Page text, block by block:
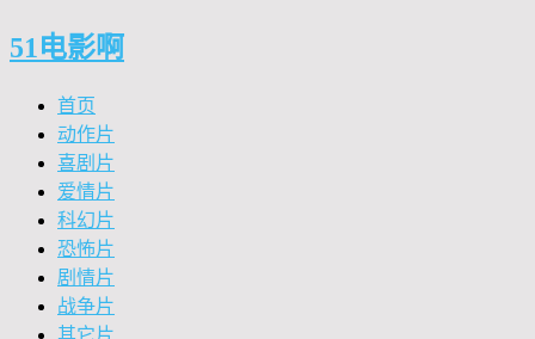
51电影啊
首页
动作片
喜剧片
爱情片
科幻片
恐怖片
剧情片
战争片
其它片